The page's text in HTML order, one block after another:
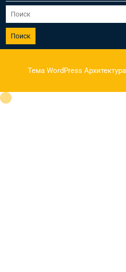
Поиск
Тема WordPress Архитектура